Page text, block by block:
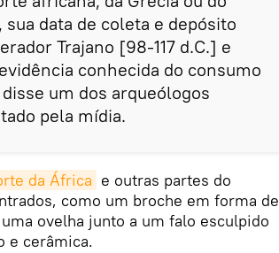
data de coleta e depósito
Trajano [98-117 d.C.] e
conhecida do consumo
um dos arqueólogos
pela mídia.
da África e outras partes do
como um broche em forma de
ovelha junto a um falo esculpido
e cerâmica.